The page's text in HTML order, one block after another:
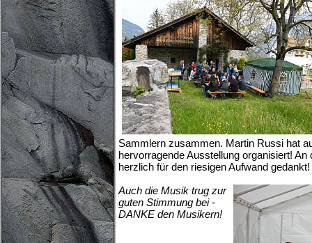
Sammlern zusammen. Martin Russi hat
hervorragende Ausstellung organisiert!
herzlich für den riesigen Aufwand
Auch die Musik trug zur
guten Stimmung bei -
DANKE den Musikern!